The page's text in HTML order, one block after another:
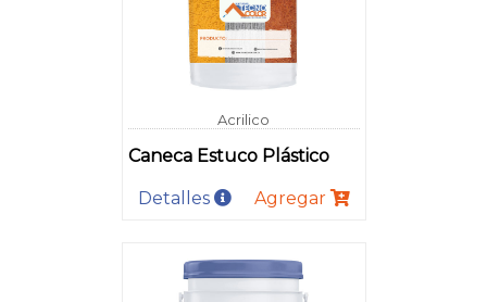
Acrilico
Caneca Estuco Plástico
Detalles Agregar